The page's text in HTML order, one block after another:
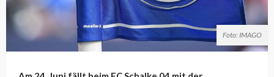
Foto: IMAGO